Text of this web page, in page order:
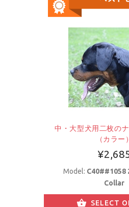
中・大型犬用二枚の
（カラー）
Model: C40##1058
Collar
SELECT